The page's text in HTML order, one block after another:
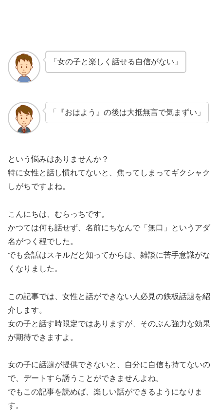
「女の子と楽しく話せる自信がない」
「『おはよう』の後は大抵無言で気まずい」
という悩みはありませんか？
特に女性と話し慣れてないと、焦ってしまってギクシャク
しがちですよね。
こんにちは、むらっちです。
かつては何も話せず、名前にちなんで「無口」というアダ
名がつく程でした。
でも会話はスキルだと知ってからは、雑談に苦手意識がな
くなりました。
この記事では、女性と話ができない人必見の鉄板話題を紹
介します。
女の子と話す時限定ではありますが、そのぶん強力な効果
が期待できますよ。
女の子に話題が提供できないと、自分に自信も持てないの
で、デートすら誘うことができませんよね。
でもこの記事を読めば、楽しい話ができるようになりま
す。